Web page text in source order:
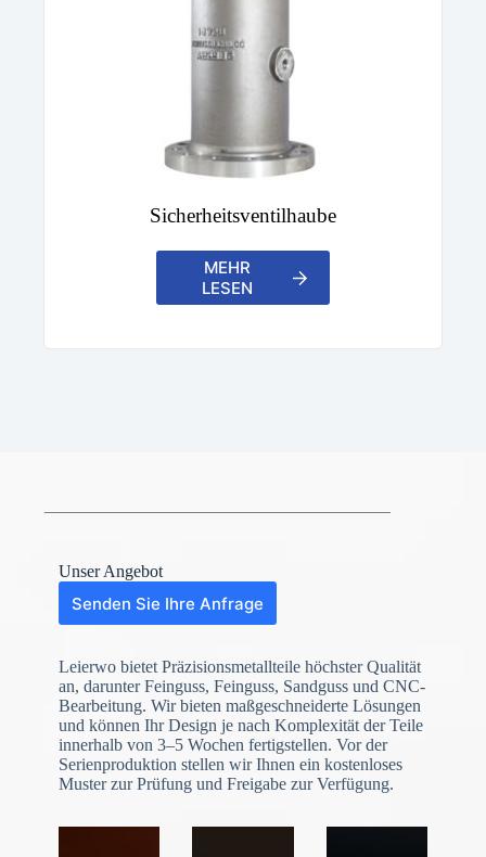
Sicherheitsventilhaube
MEHR
LESEN
Unser Angebot
Senden Sie Ihre Anfrage
N
o
Leierwo bietet Präzisionsmetallteile höchster Qualität
an, darunter Feinguss, Feinguss, Sandguss und CNC-
Bearbeitung. Wir bieten maßgeschneiderte Lösungen
und können Ihr Design je nach Komplexität der Teile
innerhalb von 3–5 Wochen fertigstellen. Vor der
Serienproduktion stellen wir Ihnen ein kostenloses
Muster zur Prüfung und Freigabe zur Verfügung.